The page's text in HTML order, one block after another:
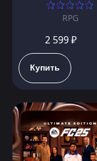
RPG
2 599 ₽
Купить